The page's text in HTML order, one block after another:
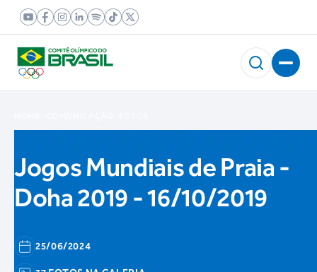
Jogos Mundiais de Praia -
Doha 2019 - 16/10/2019
25/06/2024